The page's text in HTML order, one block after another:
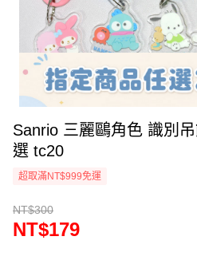
Sanrio 三麗鷗角色 識別
選 tc20
超取滿NT$999免運
NT$300
NT$179